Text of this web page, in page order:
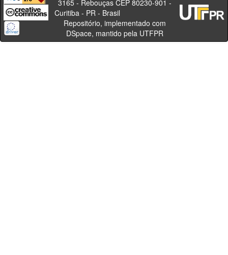
3165 - Rebouças CEP 80230-901 -
Curitiba - PR - Brasil
Repositório, implementado com
DSpace, mantido pela UTFPR